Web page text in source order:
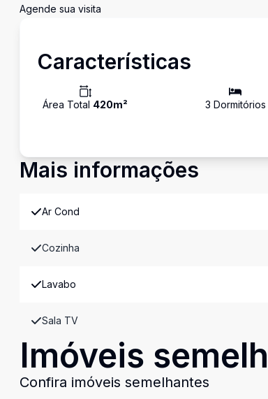
Agende sua visita
Características
Área Total 420m² 3 Dormitórios
Mais informações
Ar Cond
Cozinha
Lavabo
Sala TV
Imóveis
Confira imóveis semelhantes